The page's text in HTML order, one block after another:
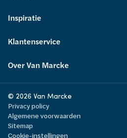
Inspiratie
Klantenservice
Over Van Marcke
© 2026 Van Marcke
Privacy policy
Algemene voorwaarden
Sitemap
Cookie-instellingen